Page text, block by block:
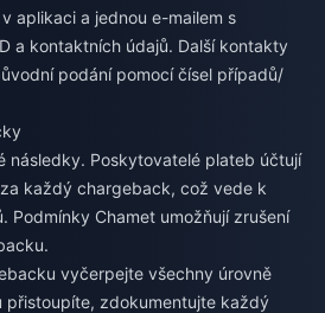
aplikaci a jednou e-mailem s
a kontaktních údajů. Další kontakty
podání pomocí čísel případů/
následky. Poskytovatelé plateb účtují
každý chargeback, což vede k
Podmínky Chamet umožňují zrušení
vyčerpejte všechny úrovně
přistoupíte, zdokumentujte každý